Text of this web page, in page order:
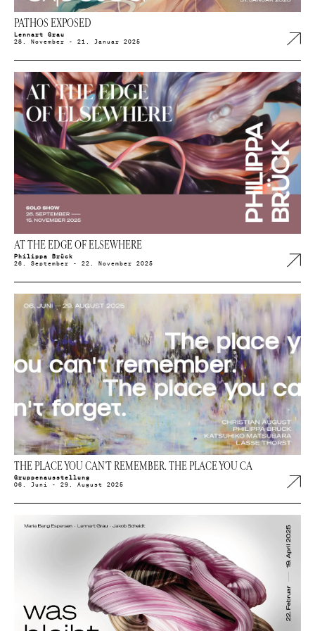
PATHOS EXPOSED
Lennart Grau
28. November - 21. Januar 2025
AT THE EDGE OF ELSEWHERE
Philippa Brück
26. September - 22. November 2025
THE PLACE YOU CAN'T REMEMBER. THE PLACE YOU CAN'T FORGET.
Gruppenausstellung
06. Juni - 29. August 2025